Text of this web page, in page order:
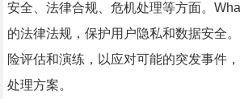
安全、法律合规、危机处理等方面。
的法律法规，保护用户隐私和数据安全
险评估和演练，以应对可能的突发事件
处理方案。